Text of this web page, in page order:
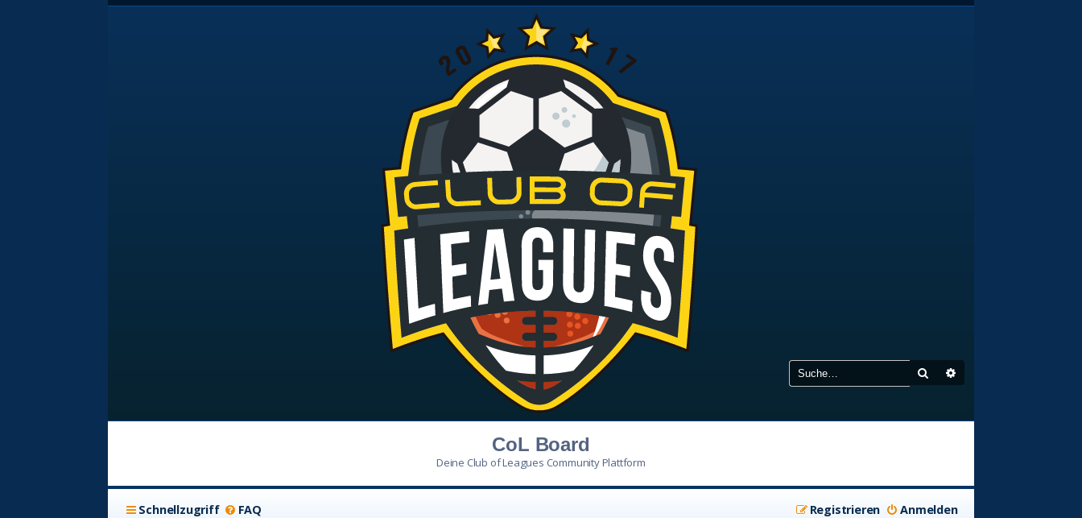
Suche
CoL Board
Deine Club of Leagues Community Plattform
Schnellzugriff FAQ Anmelden
Registrieren